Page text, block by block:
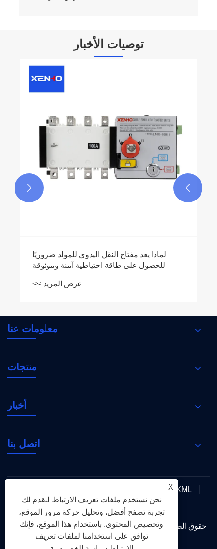
توصيات الأخبار
عرض المزيد >>


معلومات عنا
منتجات
أخبار
اتصل بنا
XML
حقوق الطبع والنشر © 2026 Holy Flame Group جميع الحقوق
محفوظة.
X
نحن نستخدم ملفات تعريف الارتباط لنقدم لك
تجربة تصفح أفضل، وتحليل حركة مرور الموقع،
وتخصيص المحتوى. باستخدام هذا الموقع، فإنك
توافق على استخدامنا لملفات تعريف